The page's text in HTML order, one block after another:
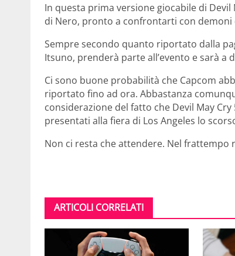
In questa prima versione giocabile di
di Nero, pronto a confrontarti con demoni
Sempre secondo quanto riportato dalla
Itsuno, prenderà parte all’evento e sarà a
Ci sono buone probabilità che Capcom
riportato fino ad ora. Abbastanza
considerazione del fatto che Devil May
presentati alla fiera di Los Angeles lo
Non ci resta che attendere. Nel
ARTICOLI CORRELATI